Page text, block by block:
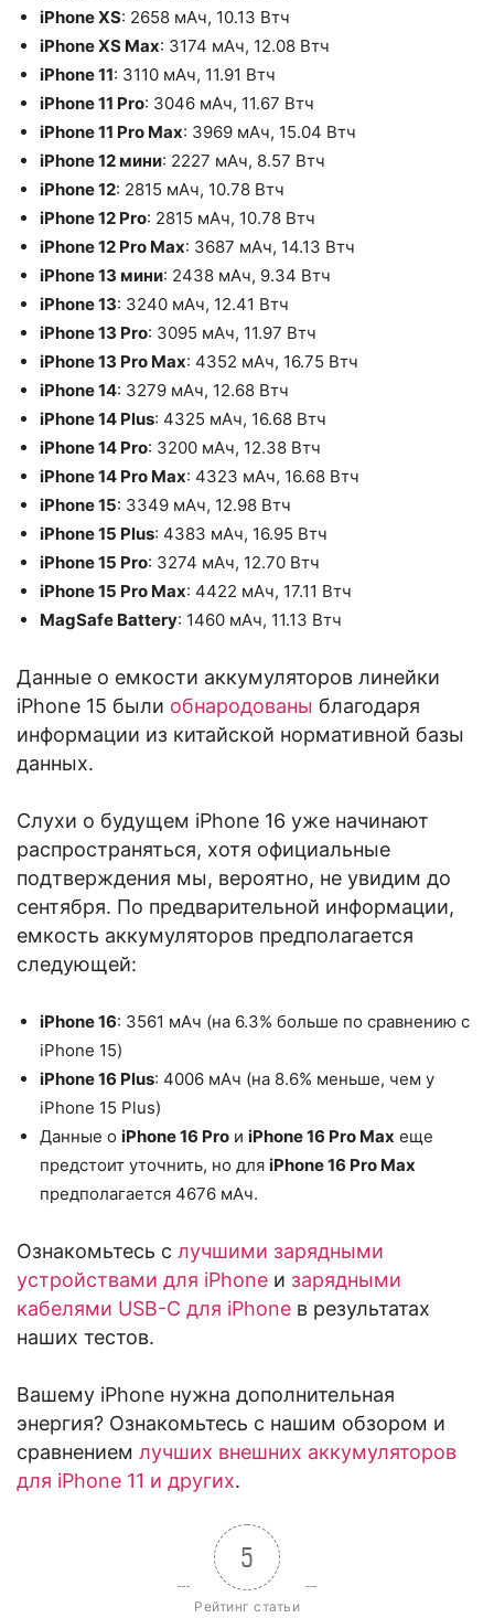
iPhone XS: 2658 мАч, 10.13 Втч
iPhone XS Max: 3174 мАч, 12.08 Втч
iPhone 11: 3110 мАч, 11.91 Втч
iPhone 11 Pro: 3046 мАч, 11.67 Втч
iPhone 11 Pro Max: 3969 мАч, 15.04 Втч
iPhone 12 мини: 2227 мАч, 8.57 Втч
iPhone 12: 2815 мАч, 10.78 Втч
iPhone 12 Pro: 2815 мАч, 10.78 Втч
iPhone 12 Pro Max: 3687 мАч, 14.13 Втч
iPhone 13 мини: 2438 мАч, 9.34 Втч
iPhone 13: 3240 мАч, 12.41 Втч
iPhone 13 Pro: 3095 мАч, 11.97 Втч
iPhone 13 Pro Max: 4352 мАч, 16.75 Втч
iPhone 14: 3279 мАч, 12.68 Втч
iPhone 14 Plus: 4325 мАч, 16.68 Втч
iPhone 14 Pro: 3200 мАч, 12.38 Втч
iPhone 14 Pro Max: 4323 мАч, 16.68 Втч
iPhone 15: 3349 мАч, 12.98 Втч
iPhone 15 Plus: 4383 мАч, 16.95 Втч
iPhone 15 Pro: 3274 мАч, 12.70 Втч
iPhone 15 Pro Max: 4422 мАч, 17.11 Втч
MagSafe Battery: 1460 мАч, 11.13 Втч
Данные о емкости аккумуляторов линейки
iPhone 15 были обнародованы благодаря
информации из китайской нормативной базы
данных.
Слухи о будущем iPhone 16 уже начинают
распространяться, хотя официальные
подтверждения мы, вероятно, не увидим до
сентября. По предварительной информации,
емкость аккумуляторов предполагается
следующей:
iPhone 16: 3561 мАч (на 6.3% больше по сравнению с
iPhone 15)
iPhone 16 Plus: 4006 мАч (на 8.6% меньше, чем у
iPhone 15 Plus)
Данные о iPhone 16 Pro и iPhone 16 Pro Max еще
предстоит уточнить, но для iPhone 16 Pro Max
предполагается 4676 мАч.
Ознакомьтесь с лучшими зарядными
устройствами для iPhone и зарядными
кабелями USB-C для iPhone в результатах
наших тестов.
Вашему iPhone нужна дополнительная
энергия? Ознакомьтесь с нашим обзором и
сравнением лучших внешних аккумуляторов
для iPhone 11 и других.
5
Рейтинг статьи